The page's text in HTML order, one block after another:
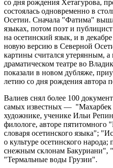
со дня рождения Хетагурова,
состоялась одновременно в
Осетии. Сначала "Фатима"
языках, потом поэт и
на осетинский язык, и в
новую версию в Северной
картины считался утерянным,
драматическом театре во
показали в новом дубляже,
летию со дня рождения автора
Валиев снял более 100
самых известных — "Махарбек
художнике, ученике Ильи
филологе, авторе пятитомного
словаря осетинского языка";
о культуре осетинского
снежным склонам Бакуриани",
"Термальные воды Грузии".